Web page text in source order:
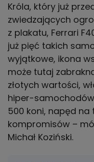
Króla, który już
zwiedzających
z plakatu, Ferrari
już pięć takich
wyjątkowe, ikona
może tutaj
złotych wartości,
hiper-
500 koni, napęd na
kompromisów –
Michał Koziński.